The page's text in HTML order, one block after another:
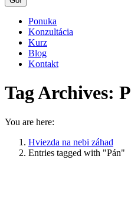
Ponuka
Konzultácia
Kurz
Blog
Kontakt
Tag Archives:
You are here:
Hviezda na nebi záhad
Entries tagged with "Pán"